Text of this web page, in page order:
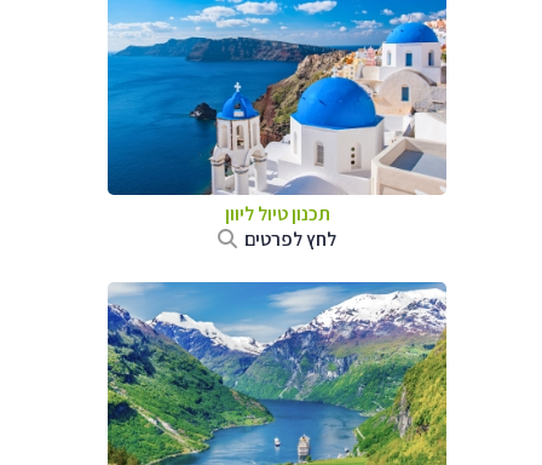
תכנון טיול ליוון
לחץ לפרטים